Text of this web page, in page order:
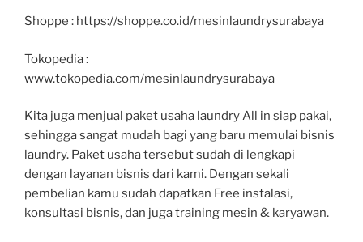
Shoppe : https://shoppe.co.id/mesinlaundrysurabaya
Tokopedia :
www.tokopedia.com/mesinlaundrysurabaya
Kita juga menjual paket usaha laundry All in siap pakai,
sehingga sangat mudah bagi yang baru memulai bisnis
laundry. Paket usaha tersebut sudah di lengkapi
dengan layanan bisnis dari kami. Dengan sekali
pembelian kamu sudah dapatkan Free instalasi,
konsultasi bisnis, dan juga training mesin & karyawan.